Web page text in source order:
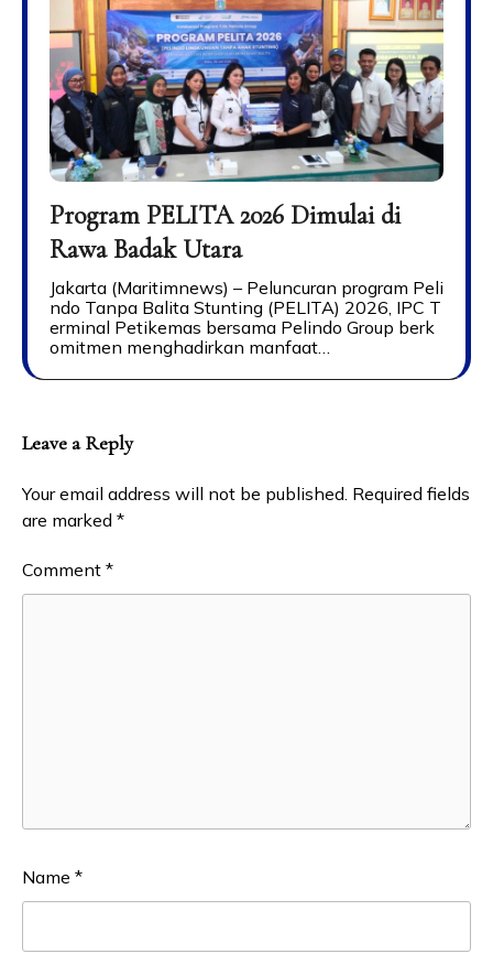
Program PELITA 2026 Dimulai di
Rawa Badak Utara
Jakarta (Maritimnews) – Peluncuran program Peli
ndo Tanpa Balita Stunting (PELITA) 2026, IPC T
erminal Petikemas bersama Pelindo Group berk
omitmen menghadirkan manfaat…
Leave a Reply
Your email address will not be published. Required fields
are marked *
Comment *
Name *